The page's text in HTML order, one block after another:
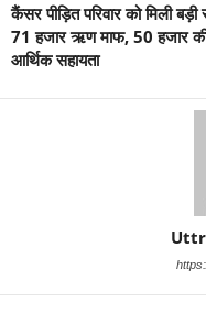
कैंसर पीड़ित परिवार को मिली बड़ी
71 हजार ऋण माफ, 50 हजार
आर्थिक सहायता